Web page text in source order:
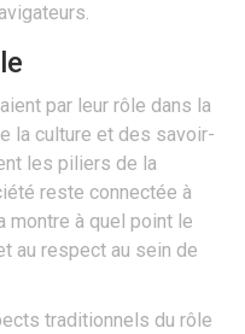
par leur rôle dans la
la culture et des savoir-
les piliers de la
reste connectée à
montre à quel point le
au respect au sein de
traditionnels du rôle